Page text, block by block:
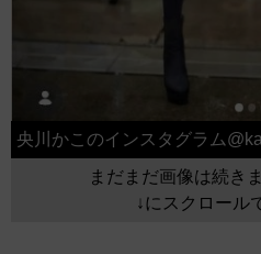
央川かこのインスタグラム
まだまだ画像は続き
↓にスクロール